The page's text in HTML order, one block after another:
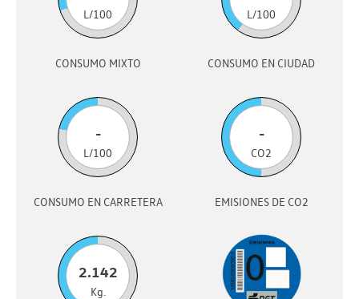
L/100
CONSUMO MIXTO
L/100
CONSUMO EN CIUDAD
-
L/100
CONSUMO EN CARRETERA
-
CO2
EMISIONES DE CO2
2.142
Kg.